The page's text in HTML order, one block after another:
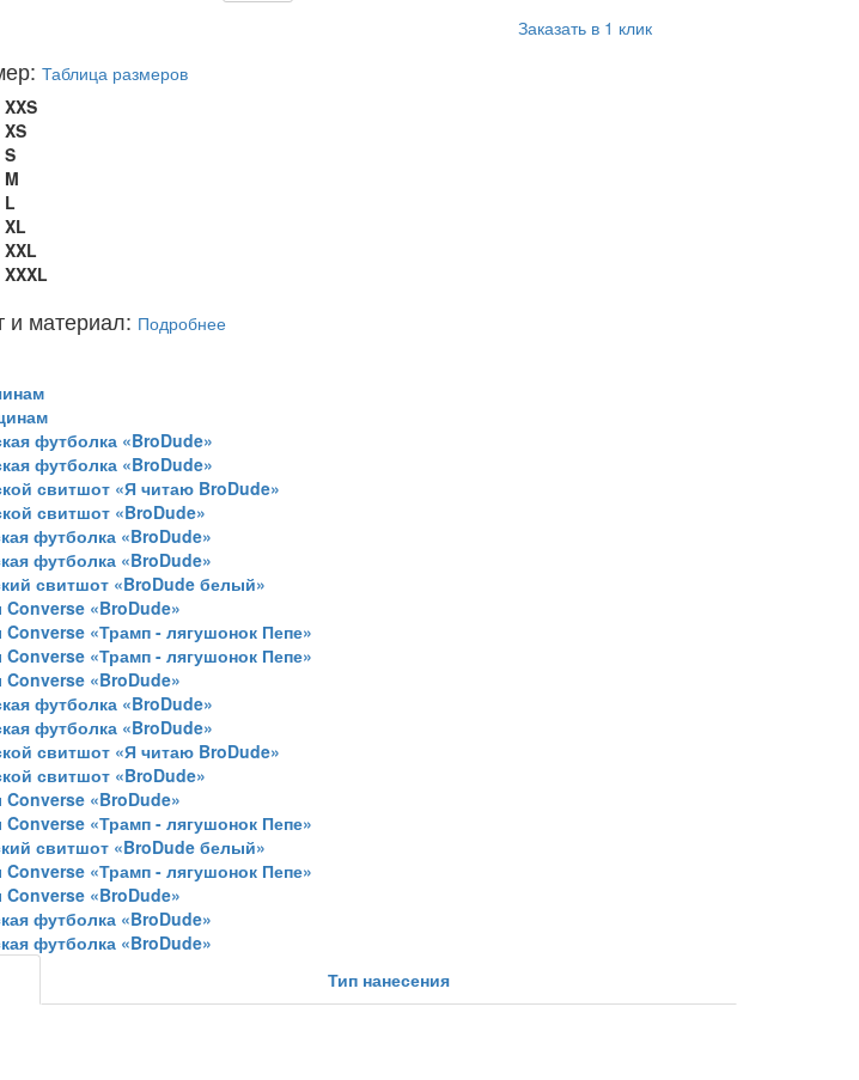
Заказать в 1 клик
Таблица размеров
XXS
XS
S
M
L
XL
XXL
XXXL
и материал: Подробнее
футболка «BroDude»
футболка «BroDude»
свитшот «Я читаю BroDude»
свитшот «BroDude»
футболка «BroDude»
футболка «BroDude»
свитшот «BroDude белый»
«BroDude»
«Трамп - лягушонок Пепе»
«Трамп - лягушонок Пепе»
«BroDude»
футболка «BroDude»
футболка «BroDude»
свитшот «Я читаю BroDude»
свитшот «BroDude»
«BroDude»
«Трамп - лягушонок Пепе»
свитшот «BroDude белый»
«Трамп - лягушонок Пепе»
«BroDude»
футболка «BroDude»
футболка «BroDude»
Тип нанесения